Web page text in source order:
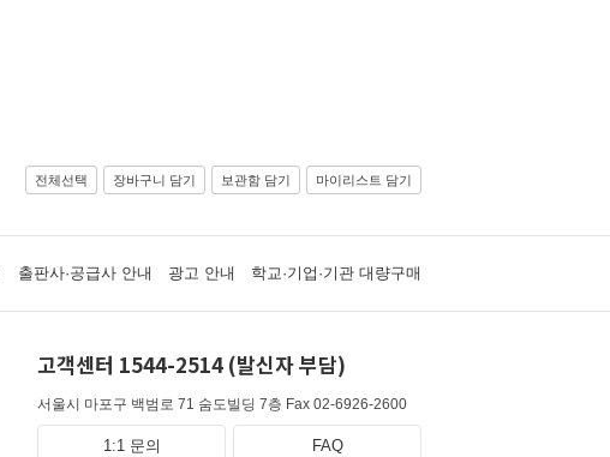
전체선택 장바구니 담기 보관함 담기 마이리스트 담기
출판사·공급사 안내 광고 안내 학교·기업·기관 대량구매
고객센터 1544-2514 (발신자 부담)
서울시 마포구 백범로 71 숨도빌딩 7층 Fax 02-6926-2600
1:1 문의 FAQ